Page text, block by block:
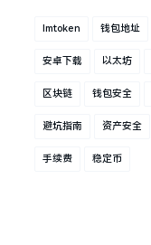
Imtoken 钱包地址
安卓下载 以太坊
区块链 钱包安全
避坑指南 资产安全
手续费 稳定币